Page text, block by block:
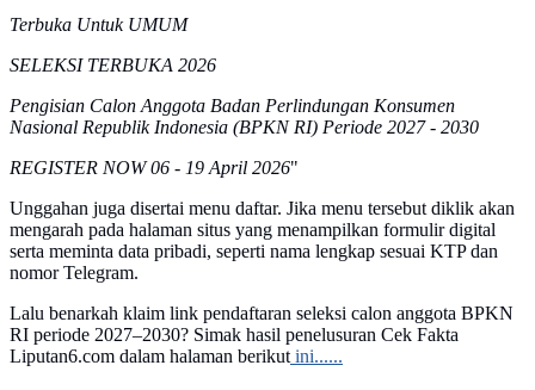
Terbuka Untuk UMUM
SELEKSI TERBUKA 2026
Pengisian Calon Anggota Badan Perlindungan Konsumen
Nasional Republik Indonesia (BPKN RI) Periode 2027 - 2030
REGISTER NOW 06 - 19 April 2026"
Unggahan juga disertai menu daftar. Jika menu tersebut diklik akan
mengarah pada halaman situs yang menampilkan formulir digital
serta meminta data pribadi, seperti nama lengkap sesuai KTP dan
nomor Telegram.
Lalu benarkah klaim link pendaftaran seleksi calon anggota BPKN
RI periode 2027–2030? Simak hasil penelusuran Cek Fakta
Liputan6.com dalam halaman berikutini......